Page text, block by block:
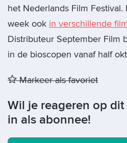
het Nederlands Film
week ook in verschillende
Distributeur September Film
in de bioscopen vanaf half
Markeer als favoriet
Wil je reageren op
in als abonnee!